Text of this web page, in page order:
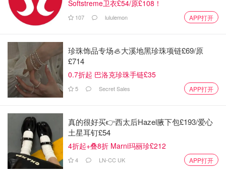
出门贴秋膘
Softstreme卫衣£54/原£108！
107 lululemon APP打开
珍珠饰品专场🦪大溪地黑珍珠项链£69/原
£714
0.7折起 巴洛克珍珠手链£35
5 Secret Sales APP打开
真的很好买👉西太后Hazel腋下包£193/爱心
土星耳钉£54
4折起+叠8折 Marni玛丽珍£212
4 LN-CC UK APP打开